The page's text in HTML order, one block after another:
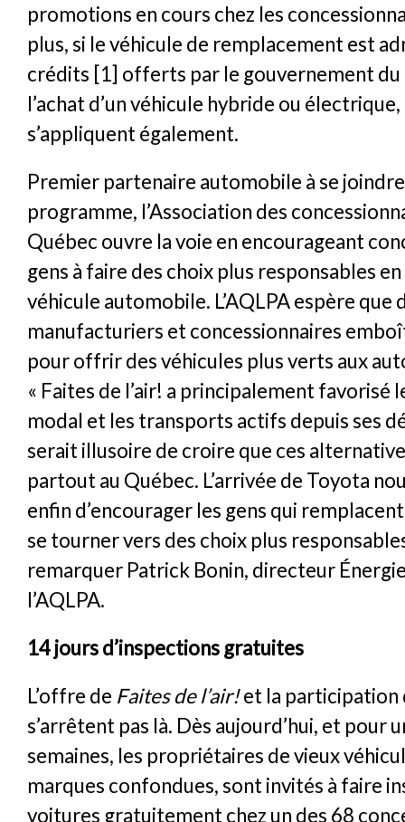
promotions en cours chez les
plus, si le véhicule de remplacement est
crédits [1] offerts par le gouvernement du
l’achat d’un véhicule hybride ou
s’appliquent également.
Premier partenaire automobile à se
programme, l’Association des
Québec ouvre la voie en encourageant
gens à faire des choix plus responsables
véhicule automobile. L’AQLPA espère que
manufacturiers et concessionnaires
pour offrir des véhicules plus verts aux
« Faites de l’air! a principalement favorisé
modal et les transports actifs depuis ses
serait illusoire de croire que ces
partout au Québec. L’arrivée de Toyota
enfin d’encourager les gens qui
se tourner vers des choix plus
remarquer Patrick Bonin, directeur
l’AQLPA.
14 jours d’inspections gratuites
L’offre de Faites de l’air!et la participation
s’arrêtent pas là. Dès aujourd’hui, et pour
semaines, les propriétaires de vieux
marques confondues, sont invités à faire
voitures gratuitement chez un des 68